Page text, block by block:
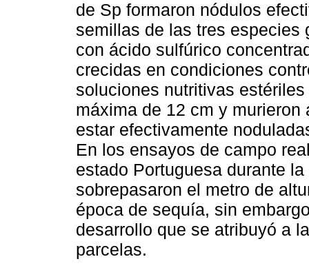
de Sp formaron nódulos
semillas de las tres especies
con ácido sulfúrico
crecidas en condiciones
soluciones nutritivas
máxima de 12 cm y
estar efectivamente
En los ensayos de campo
estado Portuguesa durante
sobrepasaron el metro de
época de sequía, sin
desarrollo que se atribuyó a
parcelas.